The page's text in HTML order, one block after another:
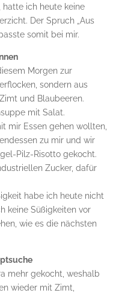
ich heute keine
Der Spruch „Aus
somit bei mir.
Morgen zur
sondern aus
und Blaubeeren.
mit Salat.
mir Essen gehen wollten,
zu mir und wir
Pilz-Risotto gekocht.
Zucker, dafür
habe ich heute nicht
keine Süßigkeiten vor
wie es die nächsten
mehr gekocht, weshalb
wieder mit Zimt,